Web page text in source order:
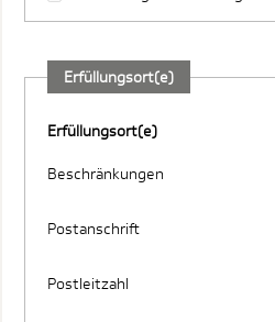
Erfüllungsort(e)
Erfüllungsort(e)
Beschränkungen
Postanschrift
Postleitzahl